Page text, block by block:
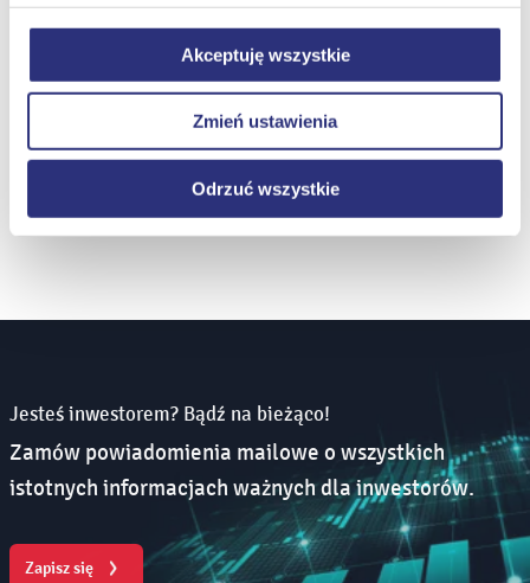
KlikającOdrzuć wszystkie, odmawiacie Państwo
dotyczy jednak plików cookie niezbędnych do
prawidłowego wyświetlania i działania naszych stron
Akceptuję wszystkie
Zmień ustawienia
Odrzuć wszystkie
stronie internetowej Spółki
(https://ir.enea.pl/slownik).
źródło: biznes.pap.pl
Wydrukuj
Jesteś inwestorem? Bądź na bieżąco!
Zamów powiadomienia mailowe o wszystkich
istotnych informacjach ważnych dla inwestorów.
Zapisz się